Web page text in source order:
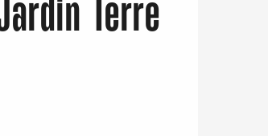
Terre